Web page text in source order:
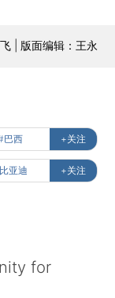
| 版面编辑：王永
巴西 +关注
亚迪 +关注
for